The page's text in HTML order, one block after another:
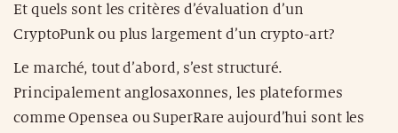
Et quels sont les critères d’évaluation d’un
CryptoPunk ou plus largement d’un crypto-art?
Le marché, tout d’abord, s’est structuré.
Principalement anglosaxonnes, les plateformes
comme Opensea ou SuperRare aujourd’hui sont les